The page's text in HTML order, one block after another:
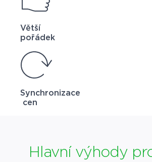
Větší
pořádek
Synchronizace
cen
Hlavní výhody